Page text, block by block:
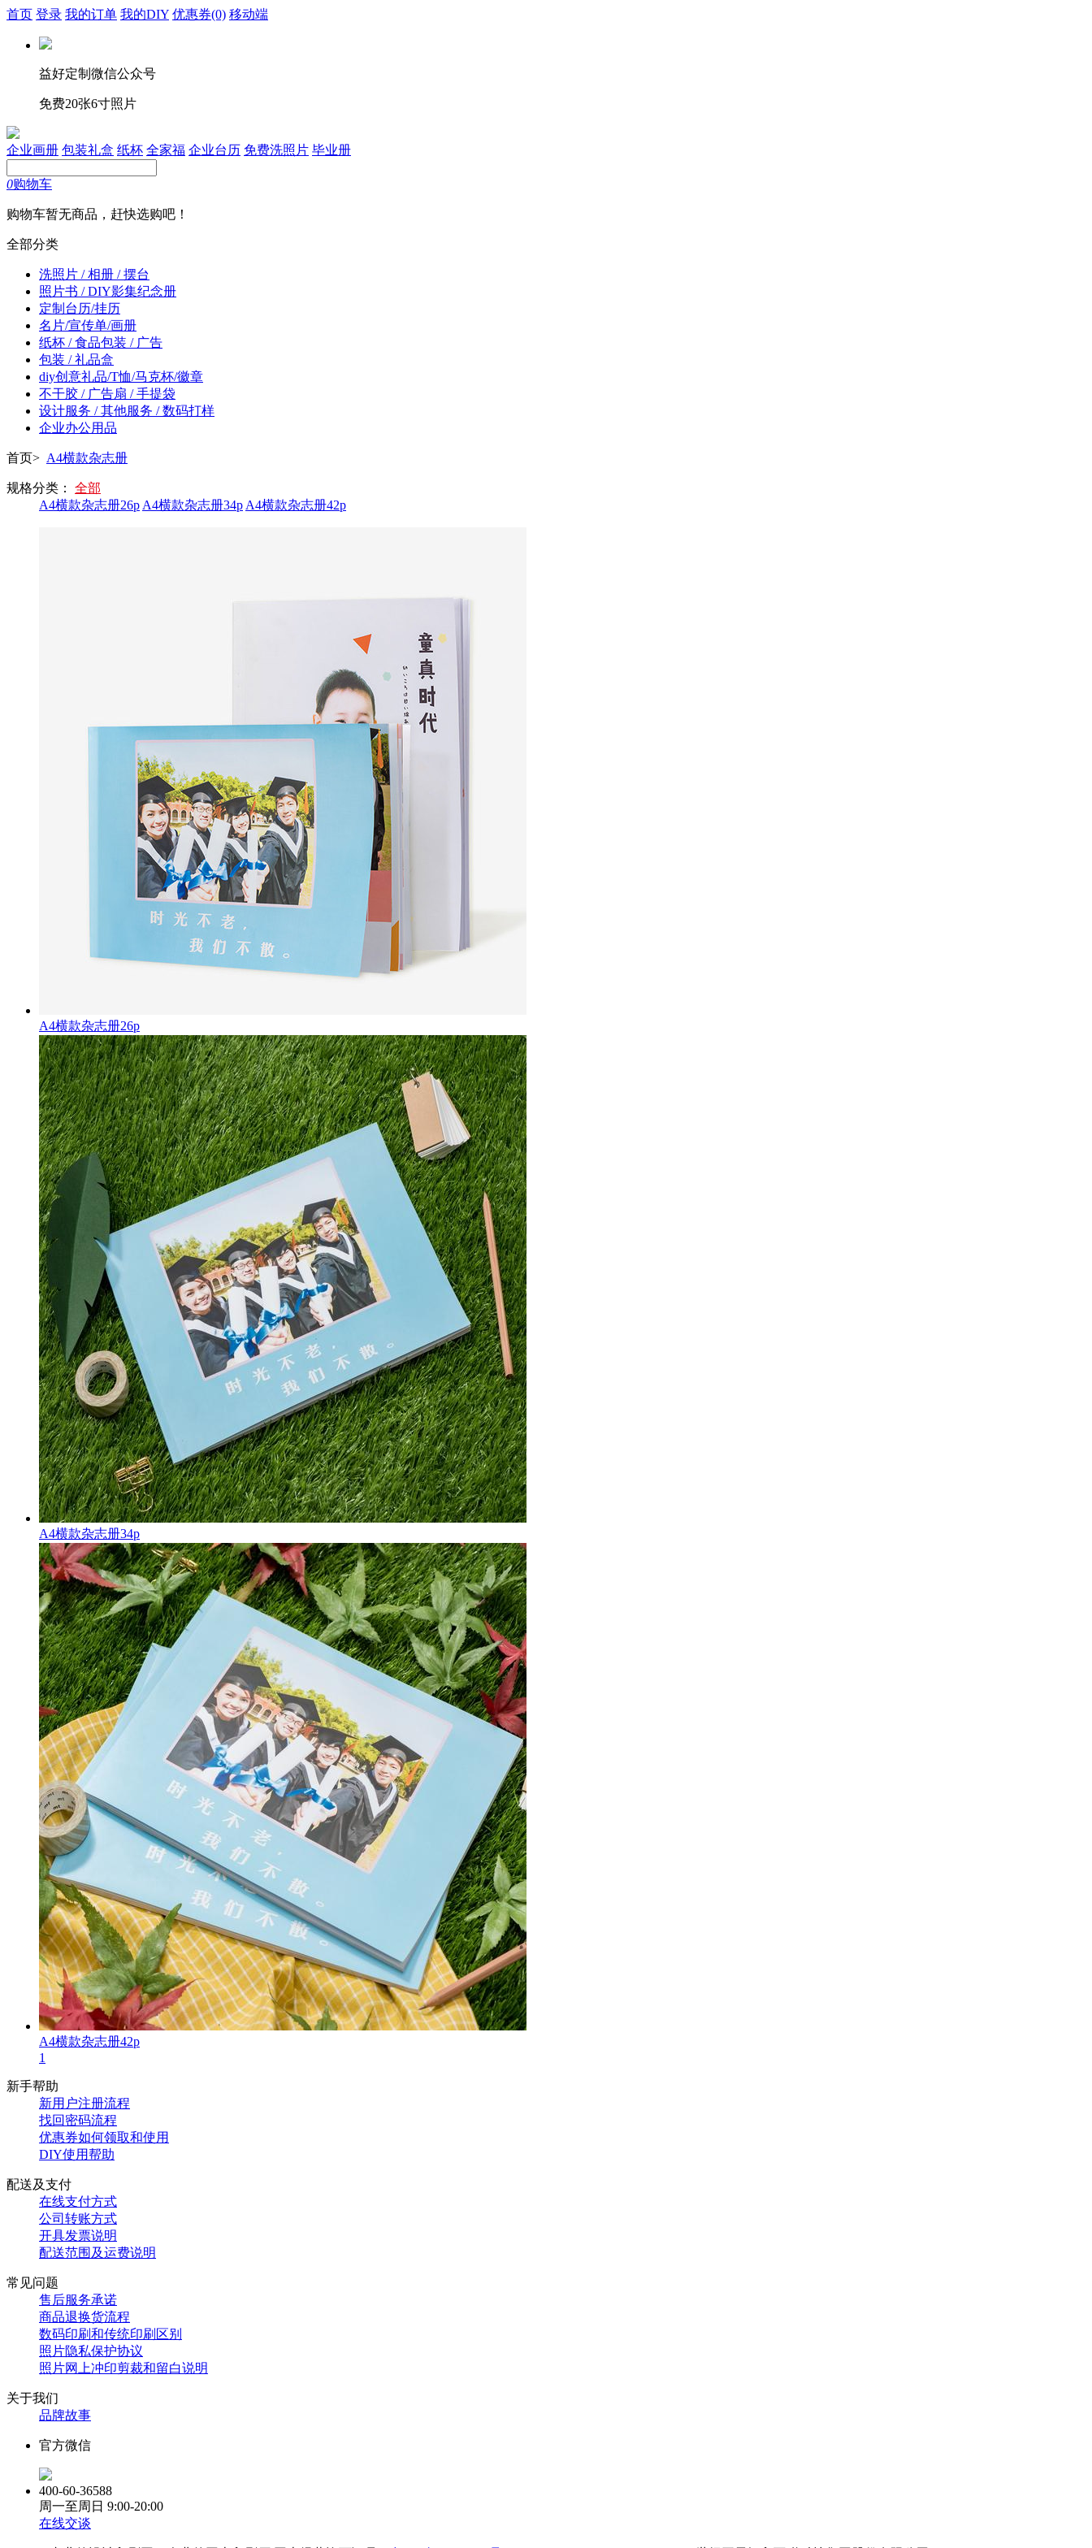
首页 登录 我的订单 我的DIY 优惠券(0) 移动端
益好定制微信公众号
免费20张6寸照片
企业画册 包装礼盒 纸杯 全家福 企业台历 免费洗照片 毕业册
0购物车
购物车暂无商品，赶快选购吧！
全部分类
洗照片 / 相册 / 摆台
照片书 / DIY影集纪念册
定制台历/挂历
名片/宣传单/画册
纸杯 / 食品包装 / 广告
包装 / 礼品盒
diy创意礼品/T恤/马克杯/徽章
不干胶 / 广告扇 / 手提袋
设计服务 / 其他服务 / 数码打样
企业办公用品
首页> A4横款杂志册
规格分类：
全部
A4横款杂志册26p A4横款杂志册34p A4横款杂志册42p
A4横款杂志册26p
A4横款杂志册34p
A4横款杂志册42p
1
新手帮助
新用户注册流程
找回密码流程
优惠券如何领取和使用
DIY使用帮助
配送及支付
在线支付方式
公司转账方式
开具发票说明
配送范围及运费说明
常见问题
售后服务承诺
商品退换货流程
数码印刷和传统印刷区别
照片隐私保护协议
照片网上冲印剪裁和留白说明
关于我们
品牌故事
官方微信
400-60-36588
周一至周日 9:00-20:00
在线交谈